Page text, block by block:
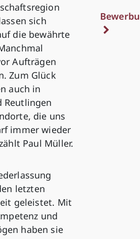
sich
die bewährte
Aufträgen
Zum Glück
auch in
Reutlingen
die uns
immer wieder
Paul Müller.
letzten
geleistet. Mit
und
haben sie